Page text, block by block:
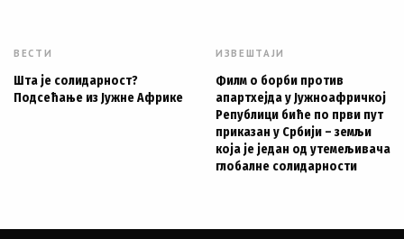
ВЕСТИ
Шта је солидарност?
Подсећање из Јужне Африке
ИЗВЕШТАЈИ
Филм о борби против
апартхејда у Јужноафричкој
Републици биће по први пут
приказан у Србији – земљи
која је један од утемељивача
глобалне солидарности